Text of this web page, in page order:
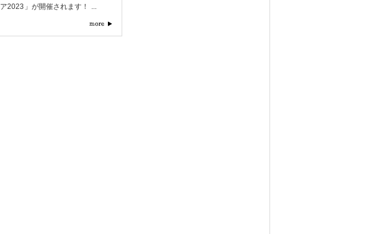
ア2023」が開催されます！ ...